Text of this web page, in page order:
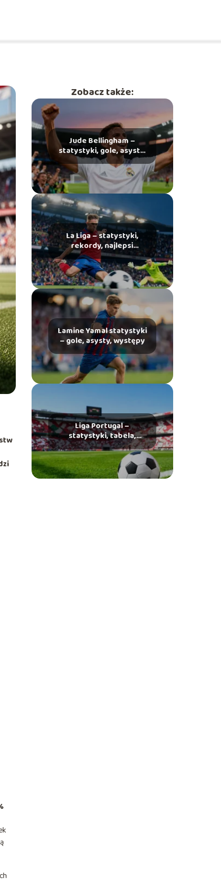
Zobacz także:
Jude Bellingham –
statystyki, gole, asysty,
osiągnięcia
La Liga – statystyki,
rekordy, najlepsi
strzelcy
Lamine Yamal statystyki
– gole, asysty, występy
Liga Portugal –
statystyki, tabela,
najlepsi strzelcy